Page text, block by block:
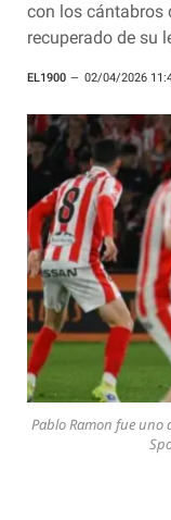
con los cántabros
recuperado de su
EL1900 02/04/2026
Pablo Ramon fue uno